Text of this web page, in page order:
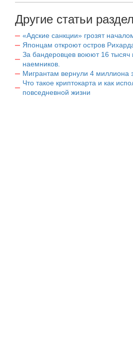
Другие статьи
«Адские санкции» грозят
Японцам откроют остров
За бандеровцев воюют 16 тысяч
наемников.
Мигрантам вернули 4 миллиона
Что такое криптокарта и как
повседневной жизни